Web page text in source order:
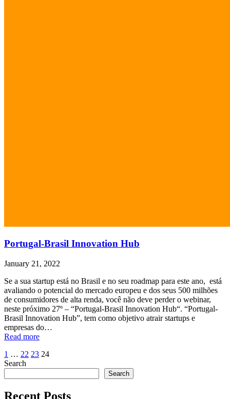
Portugal-Brasil Innovation Hub
January 21, 2022
Se a sua startup está no Brasil e no seu roadmap para este ano, está
avaliando o potencial do mercado europeu e dos seus 500 milhões
de consumidores de alta renda, você não deve perder o webinar,
neste próximo 27º – “Portugal-Brasil Innovation Hub“. “Portugal-
Brasil Innovation Hub”, tem como objetivo atrair startups e
empresas do…
Read more
Posts
navigation
Page
1 … Page
22 Page
23 Page
24
Search
Search
Recent Posts